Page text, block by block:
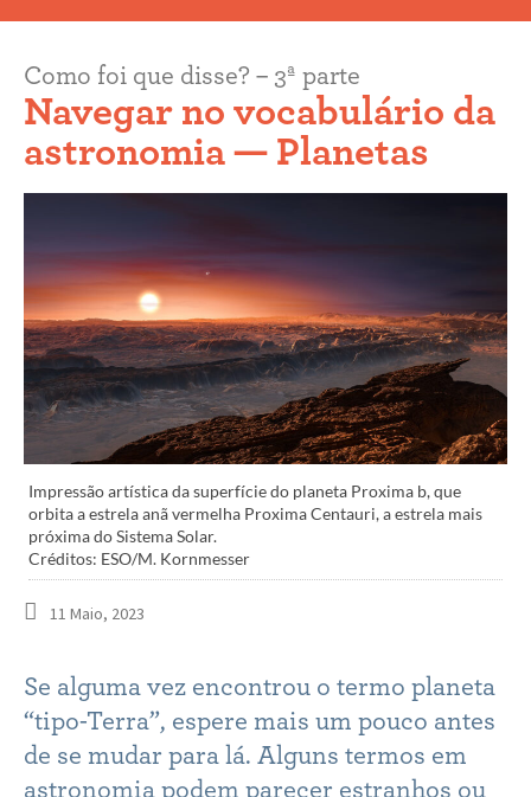
Como foi que disse? – 3ª parte
Navegar no vocabulário da
astronomia — Planetas
Impressão artística da superfície do planeta Proxima b, que
orbita a estrela anã vermelha Proxima Centauri, a estrela mais
próxima do Sistema Solar.
Créditos: ESO/M. Kornmesser
11 Maio, 2023
Se alguma vez encontrou o termo planeta
“tipo-Terra”, espere mais um pouco antes
de se mudar para lá. Alguns termos em
astronomia podem parecer estranhos ou